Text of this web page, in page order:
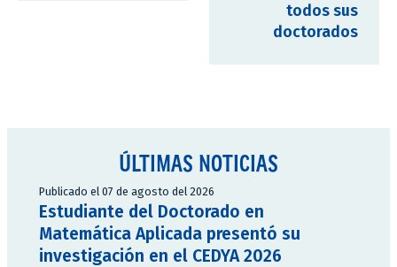
todos sus
doctorados
ÚLTIMAS NOTICIAS
Publicado el 07 de agosto del 2026
Estudiante del Doctorado en
Matemática Aplicada presentó su
investigación en el CEDYA 2026